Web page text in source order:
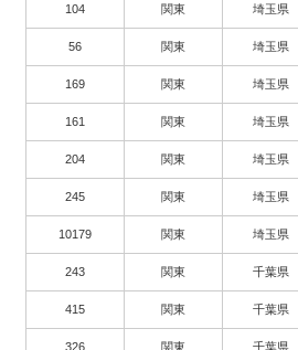
104 関東 埼玉県
56 関東 埼玉県
169 関東 埼玉県
161 関東 埼玉県
204 関東 埼玉県
245 関東 埼玉県
10179 関東 埼玉県
243 関東 千葉県
415 関東 千葉県
326 関東 千葉県